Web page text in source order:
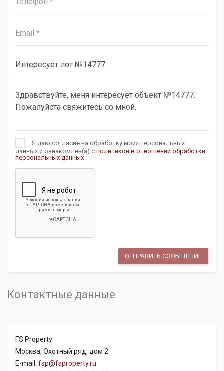
Я даю согласие на обработку моих персональных
данных и ознакомлен(а) с политикой в отношении обработки
персональных данных
Контактные данные
FS Property
Москва, Охотный ряд, дом 2
E-mail: fsp@fsproperty.ru